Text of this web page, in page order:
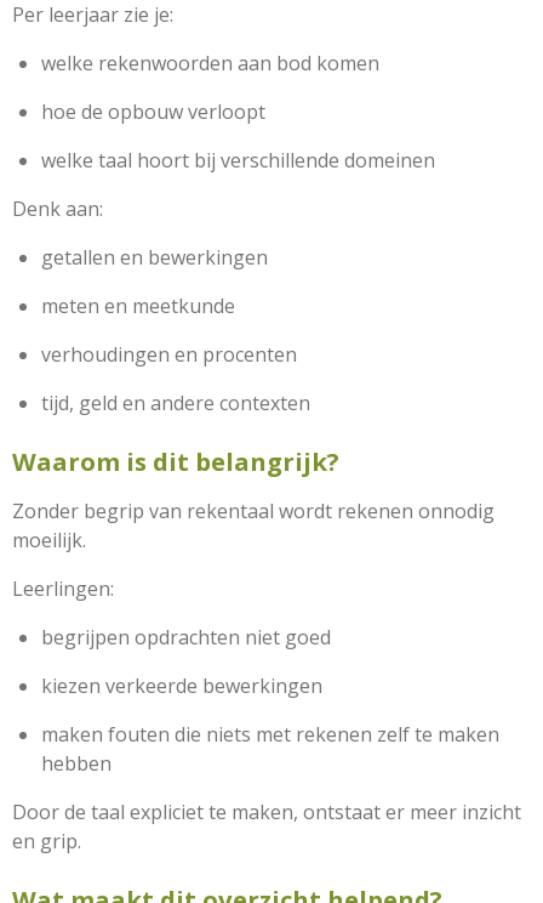
Per leerjaar zie je:
welke rekenwoorden aan bod komen
hoe de opbouw verloopt
welke taal hoort bij verschillende domeinen
Denk aan:
getallen en bewerkingen
meten en meetkunde
verhoudingen en procenten
tijd, geld en andere contexten
Waarom is dit belangrijk?
Zonder begrip van rekentaal wordt rekenen onnodig
moeilijk.
Leerlingen:
begrijpen opdrachten niet goed
kiezen verkeerde bewerkingen
maken fouten die niets met rekenen zelf te maken
hebben
Door de taal expliciet te maken, ontstaat er meer inzicht
en grip.